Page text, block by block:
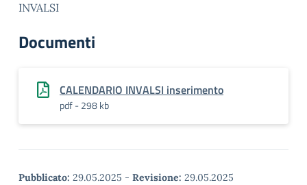
INVALSI
Documenti
CALENDARIO INVALSI inserimento
pdf - 298 kb
Pubblicato: 29.05.2025 - Revisione: 29.05.2025